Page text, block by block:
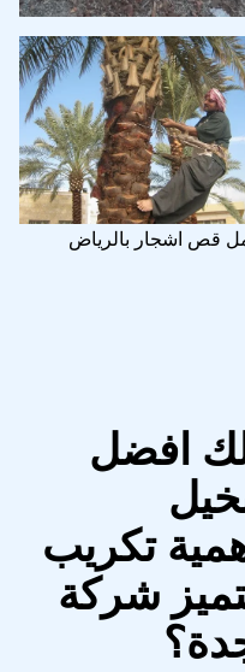
قص اشجار بالرياض
افضل
تكريب
شركة